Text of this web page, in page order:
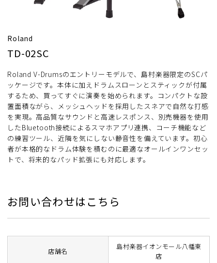
Roland
TD-02SC
Roland V-Drumsのエントリーモデルで、島村楽器限定のSCパ
ッケージです。本体に加えドラムスローンとスティックが付属
するため、買ってすぐに演奏を始められます。コンパクトな設
置面積ながら、メッシュヘッドを採用したスネアで自然な打感
を実現。高品質なサウンドと高速レスポンス、別売機器を使用
したBluetooth接続によるスマホアプリ連携、コーチ機能など
の練習ツール、近隣を気にしない静音性を備えています。初心
者が本格的なドラム体験を積むのに最適なオールインワンセッ
トで、将来的なパッド拡張にも対応します。
お問い合わせはこちら
店舗名
島村楽器イオンモール八幡東
店